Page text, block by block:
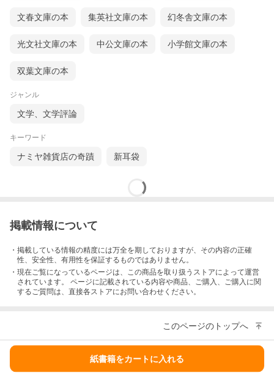
文春文庫の本 集英社文庫の本 幻冬舎文庫の本
光文社文庫の本 中公文庫の本 小学館文庫の本
双葉文庫の本
ジャンル
文学、文学評論
キーワード
ナミヤ雑貨店の奇蹟 新耳袋
掲載情報について
・掲載している情報の精度には万全を期しておりますが、その内容の正確
性、安全性、有用性を保証するものではありません。
・現在ご覧になっているページは、この商品を取り扱うストアによって運営
されています。 ページに記載されている内容や商品、ご購入 、ご購入に関
するご質問は、直接各ストアにお問い合わせください。
このページのトップへ
紙書籍をカートに入れる